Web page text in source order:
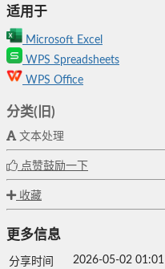
适用于
Microsoft Excel
WPS Spreadsheets
WPS Office
分类(旧)
文本处理
点赞鼓励一下
收藏
更多信息
分享时间
2026-05-02 01:01